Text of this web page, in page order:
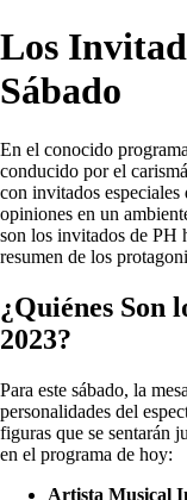
Los
Sábado
En el conocido
conducido por el
con invitados
opiniones en un
son los invitados de PH
resumen de los
¿Quiénes Son
2023?
Para este sábado, la
personalidades del
figuras que se sentarán
en el programa de hoy:
Artista Musical